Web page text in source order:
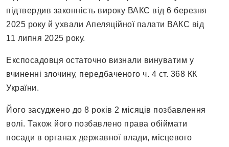
підтвердив законність вироку ВАКС від 6 березня
2025 року й ухвали Апеляційної палати ВАКС від
11 липня 2025 року.
Експосадовця остаточно визнали винуватим у
вчиненні злочину, передбаченого ч. 4 ст. 368 КК
України.
Його засуджено до 8 років 2 місяців позбавлення
волі. Також його позбавлено права обіймати
посади в органах державної влади, місцевого